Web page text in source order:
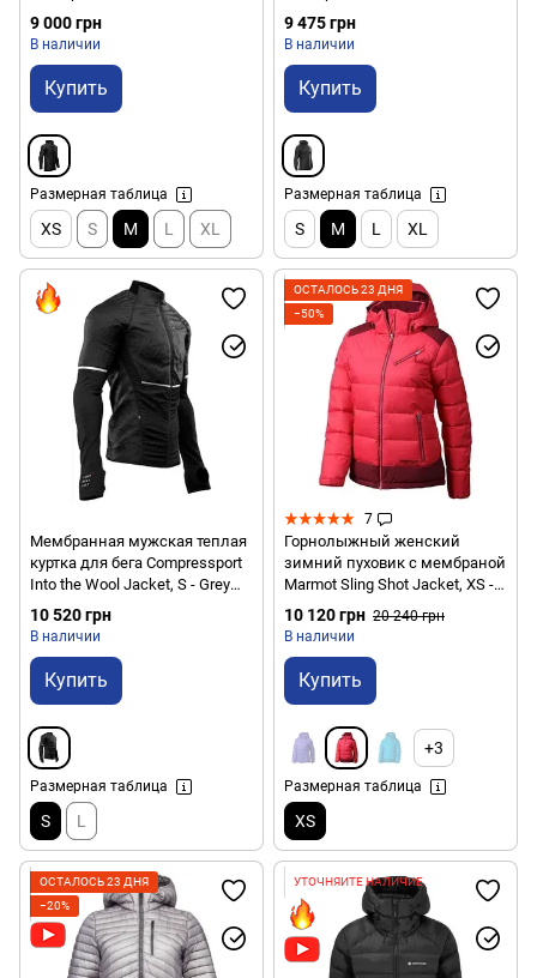
M (HWP-JKT-25 / 94992M)
9 000 грн
В наличии
Купить
Размерная таблица
XS S M L XL
M (CMS AM00009B.990-M)
9 475 грн
В наличии
Купить
Размерная таблица
S M L XL
Мембранная мужская теплая
куртка для бега Compressport
Into the Wool Jacket, S - Grey
Melange (AU00018B 101 00S)
10 520 грн
В наличии
Купить
Размерная таблица
S L
ОСТАЛОСЬ 23 ДНЯ
−50%
7
Горнолыжный женский
зимний пуховик с мембраной
Marmot Sling Shot Jacket, XS -
Summer Pink/Berry Wine (MRT
76200.6566-XS)
10 120 грн 20 240 грн
В наличии
Купить
+3
Размерная таблица
XS
ОСТАЛОСЬ 23 ДНЯ
−20%
УТОЧНЯЙТЕ НАЛИЧИЕ